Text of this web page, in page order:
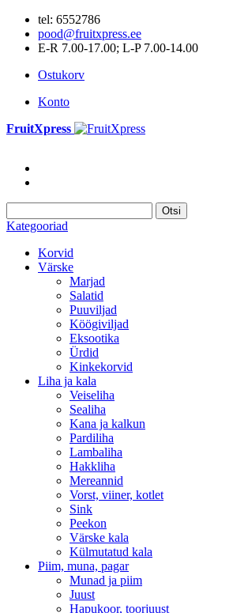
tel: 6552786
pood@fruitxpress.ee
E-R 7.00-17.00; L-P 7.00-14.00
Ostukorv
Konto
FruitXpress
Otsi
Kategooriad
Korvid
Värske
Marjad
Salatid
Puuviljad
Köögiviljad
Eksootika
Ürdid
Kinkekorvid
Liha ja kala
Veiseliha
Sealiha
Kana ja kalkun
Pardiliha
Lambaliha
Hakkliha
Mereannid
Vorst, viiner, kotlet
Sink
Peekon
Värske kala
Külmutatud kala
Piim, muna, pagar
Munad ja piim
Juust
Hapukoor, toorjuust